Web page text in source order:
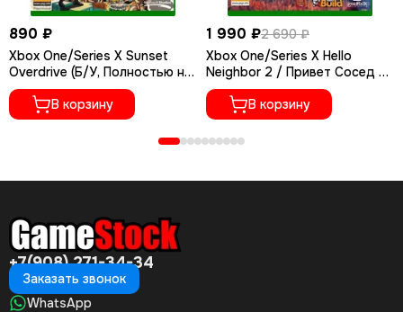
890 ₽
Xbox One/Series X Sunset
Overdrive (Б/У, Полностью на
русском языке)
В корзину
1 990 ₽2 690 ₽
Xbox One/Series X Hello
Neighbor 2 / Привет Сосед 2
(Новый, Русские субтитры)
В корзину
+7(908) 271-34-34
Заказать звонок
WhatsApp